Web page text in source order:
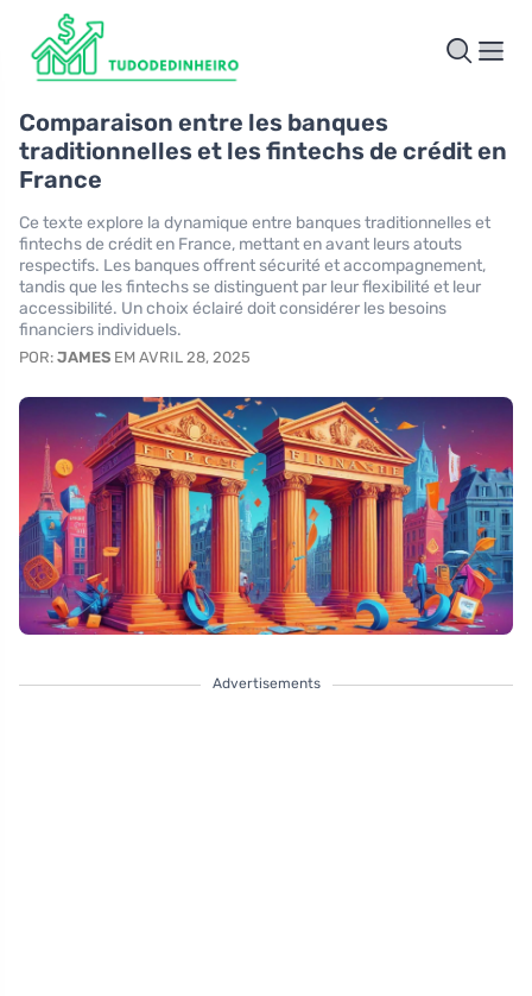
Comparaison entre les banques
traditionnelles et les fintechs de crédit en
France
Ce texte explore la dynamique entre banques traditionnelles et
fintechs de crédit en France, mettant en avant leurs atouts
respectifs. Les banques offrent sécurité et accompagnement,
tandis que les fintechs se distinguent par leur flexibilité et leur
accessibilité. Un choix éclairé doit considérer les besoins
financiers individuels.
POR: JAMES EM AVRIL 28, 2025
Advertisements